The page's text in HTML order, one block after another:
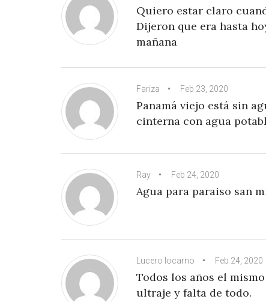
Quiero estar claro
Dijeron que era hasta
mañana
Fariza Feb 23, 2020
Panamá viejo está sin
cinterna con agua
Ray Feb 24, 2020
Agua para paraiso san
Lucero locarno Feb 24, 2020
Todos los años el
ultraje y falta de todo.